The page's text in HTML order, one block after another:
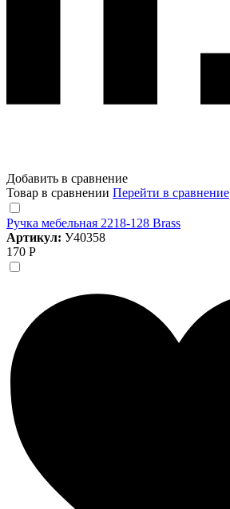
Добавить в сравнение
Товар в сравнении Перейти в сравнение
Ручка мебельная 2218-128 Brass
Артикул: У40358
170 Р